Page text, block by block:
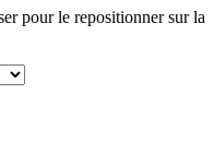
pour le repositionner sur la